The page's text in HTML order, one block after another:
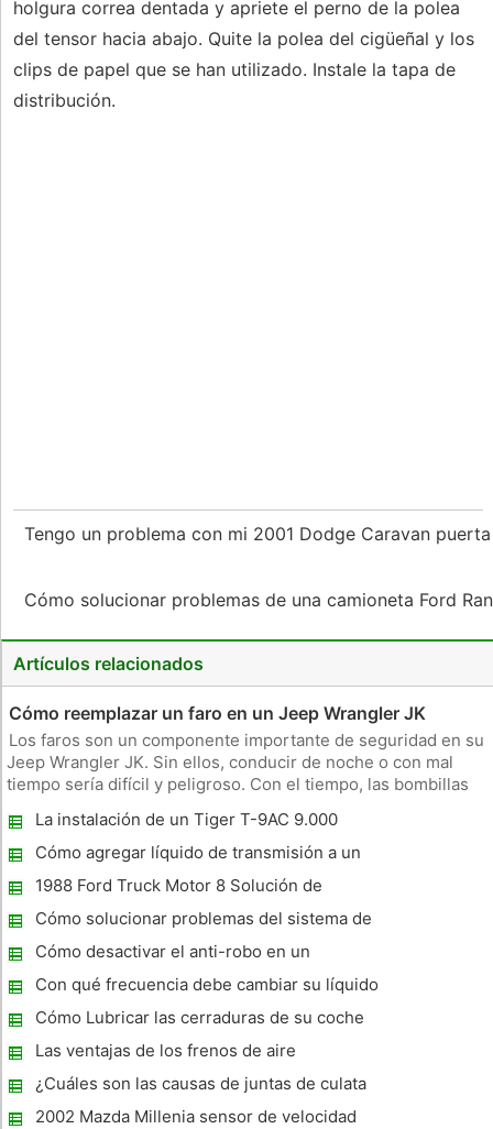
holgura correa dentada y apriete el perno de la polea
del tensor hacia abajo. Quite la polea del cigüeñal y los
clips de papel que se han utilizado. Instale la tapa de
distribución.
Tengo un problema con mi 2001 Dodge Caravan
Cómo solucionar problemas de una camioneta Ford
Artículos relacionados
Cómo reemplazar un faro en un Jeep Wrangler JK
Los faros son un componente importante de seguridad en su
Jeep Wrangler JK. Sin ellos, conducir de noche o con mal
tiempo sería difícil y peligroso. Con el tiempo, las bombillas
suerte, en sustitución de una bombilla del faro se puede
hacer en
La instalación de un Tiger T-9AC 9.000
libras Lift
Cómo agregar líquido de transmisión a un
New Beetle
1988 Ford Truck Motor 8 Solución de
problemas
Cómo solucionar problemas del sistema de
dirección en un Chevy Camaro
Cómo desactivar el anti-robo en un
Volkswagen Jetta 1997
Con qué frecuencia debe cambiar su líquido
de la transmisión?
Cómo Lubricar las cerraduras de su coche
Las ventajas de los frenos de aire
¿Cuáles son las causas de juntas de culata
Fallas ?
2002 Mazda Millenia sensor de velocidad